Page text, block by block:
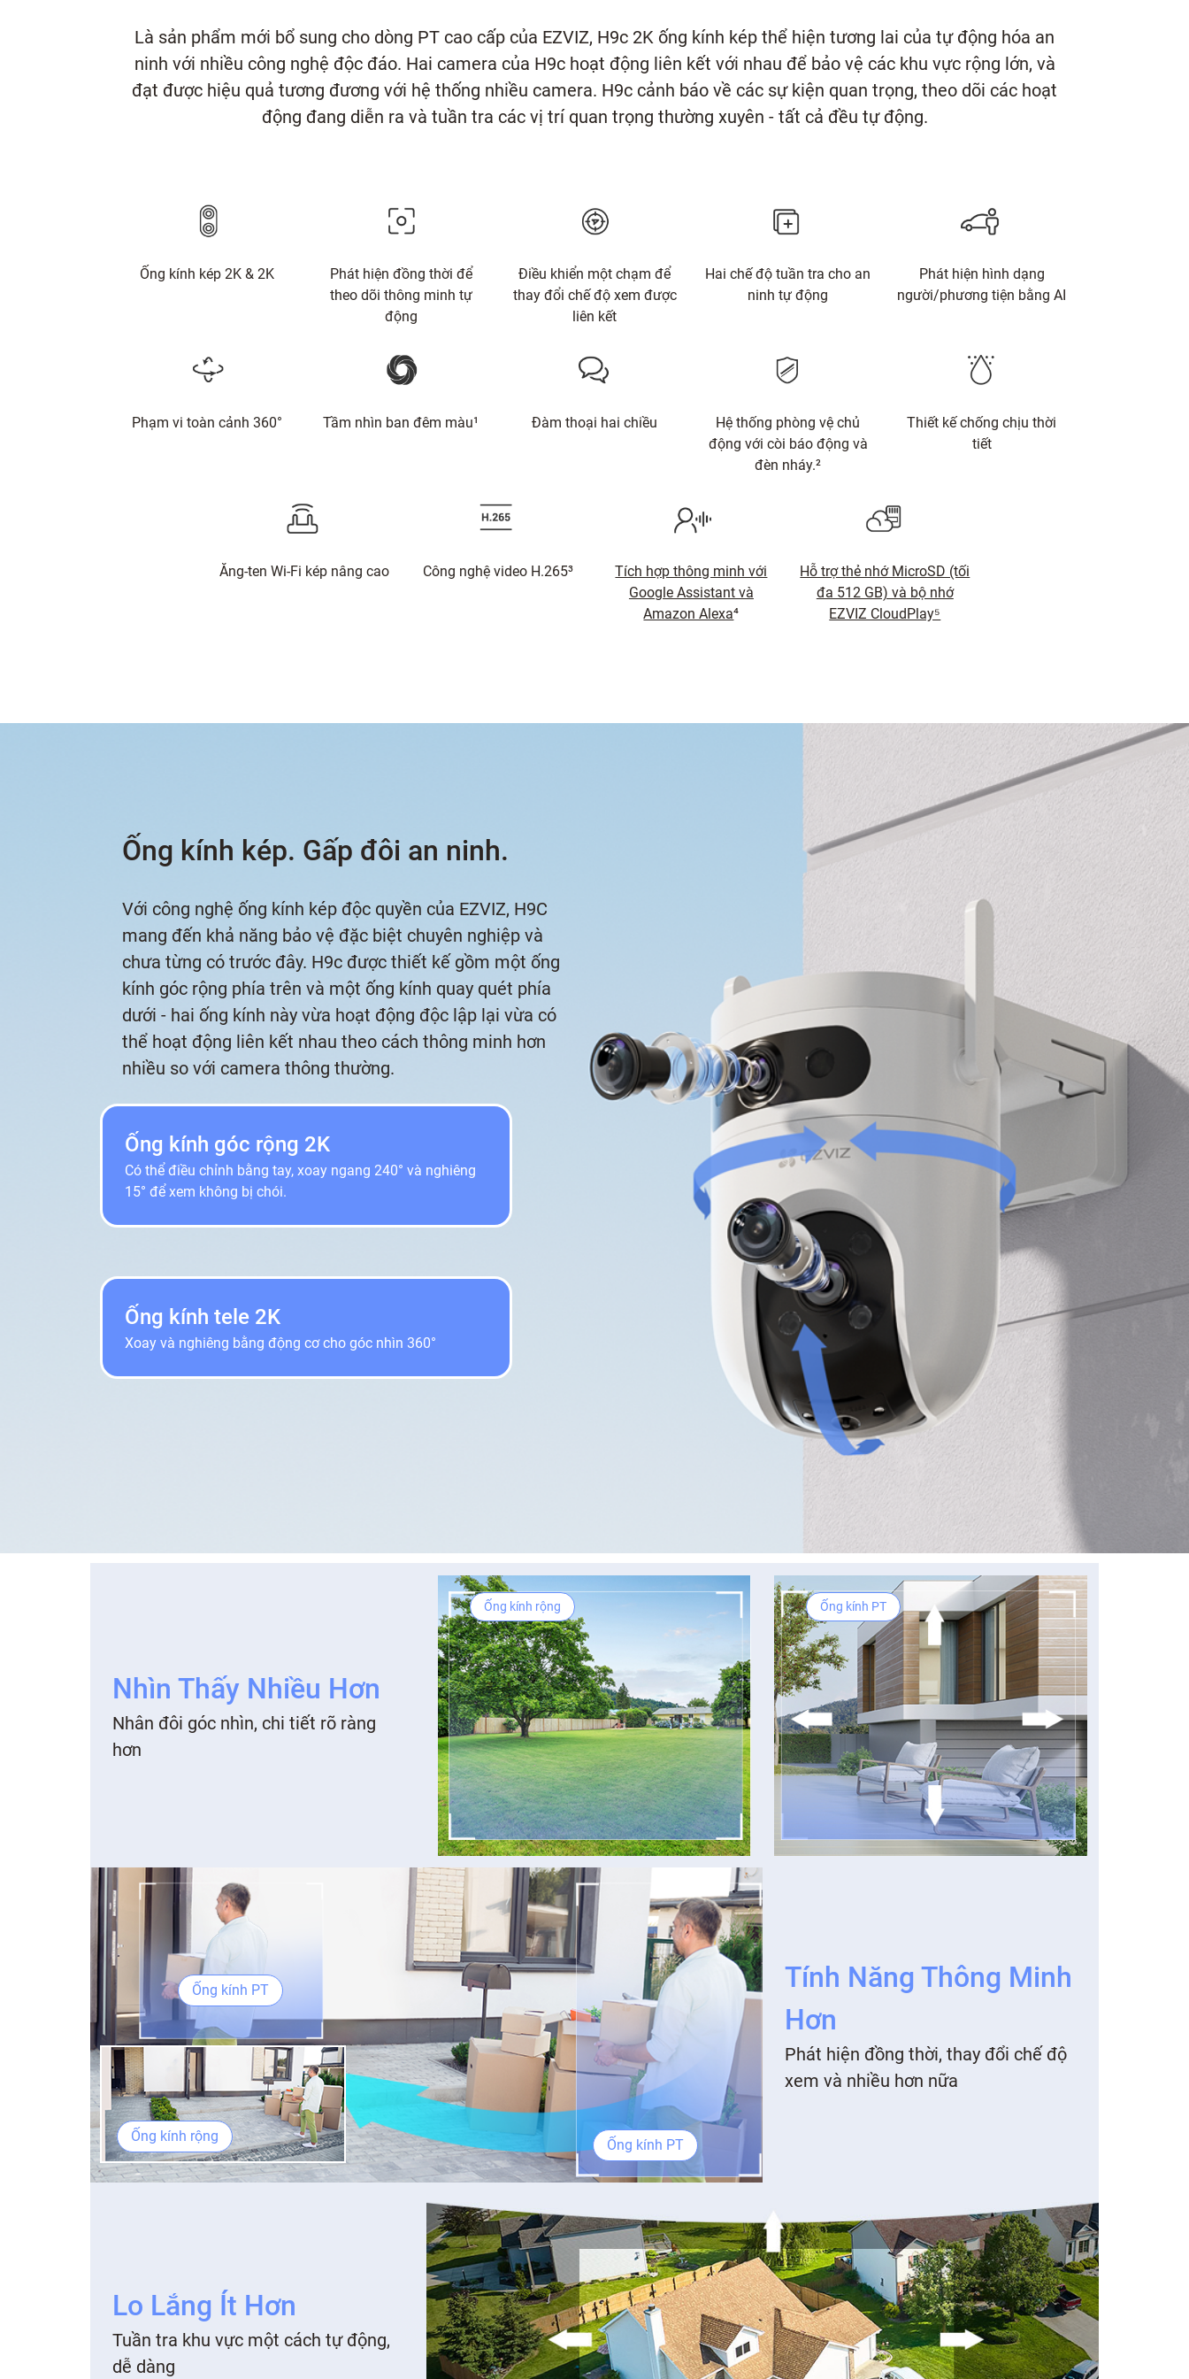
Là sản phẩm mới bổ sung cho dòng PT cao cấp của EZVIZ, H9c 2K ống kính kép thể hiện tương lai của tự động hóa an
ninh với nhiều công nghệ độc đáo. Hai camera của H9c hoạt động liên kết với nhau để bảo vệ các khu vực rộng lớn, và
đạt được hiệu quả tương đương với hệ thống nhiều camera. H9c cảnh báo về các sự kiện quan trọng, theo dõi các hoạt
động đang diễn ra và tuần tra các vị trí quan trọng thường xuyên - tất cả đều tự động.
Ống kính kép 2K & 2K
Phát hiện đồng thời để
theo dõi thông minh tự
động
Điều khiển một chạm để
thay đổi chế độ xem được
liên kết
Hai chế độ tuần tra cho an
ninh tự động
Phát hiện hình dạng
người/phương tiện bằng AI
Phạm vi toàn cảnh 360° Tầm nhìn ban đêm màu¹ Đàm thoại hai chiều
Hệ thống phòng vệ chủ
động với còi báo động và
đèn nháy.²
Thiết kế chống chịu thời
tiết
Ăng-ten Wi-Fi kép nâng cao Công nghệ video H.265³
Tích hợp thông minh với
Google Assistant và
Amazon Alexa⁴
Hỗ trợ thẻ nhớ MicroSD (tối
đa 512 GB) và bộ nhớ
EZVIZ CloudPlay⁵
Ống kính kép. Gấp đôi an ninh.
Với công nghệ ống kính kép độc quyền của EZVIZ, H9C
mang đến khả năng bảo vệ đặc biệt chuyên nghiệp và
chưa từng có trước đây. H9c được thiết kế gồm một ống
kính góc rộng phía trên và một ống kính quay quét phía
dưới - hai ống kính này vừa hoạt động độc lập lại vừa có
thể hoạt động liên kết nhau theo cách thông minh hơn
nhiều so với camera thông thường.
Ống kính góc rộng 2K
Có thể điều chỉnh bằng tay, xoay ngang 240° và nghiêng
15° để xem không bị chói.
Ống kính tele 2K
Xoay và nghiêng bằng động cơ cho góc nhìn 360°
Nhìn Thấy Nhiều Hơn
Nhân đôi góc nhìn, chi tiết rõ ràng
hơn
Ống kính rộng Ống kính PT
Ống kính PT
Ống kính rộng
Ống kính PT
Tính Năng Thông Minh
Hơn
Phát hiện đồng thời, thay đổi chế độ
xem và nhiều hơn nữa
Lo Lắng Ít Hơn
Tuần tra khu vực một cách tự động,
dễ dàng